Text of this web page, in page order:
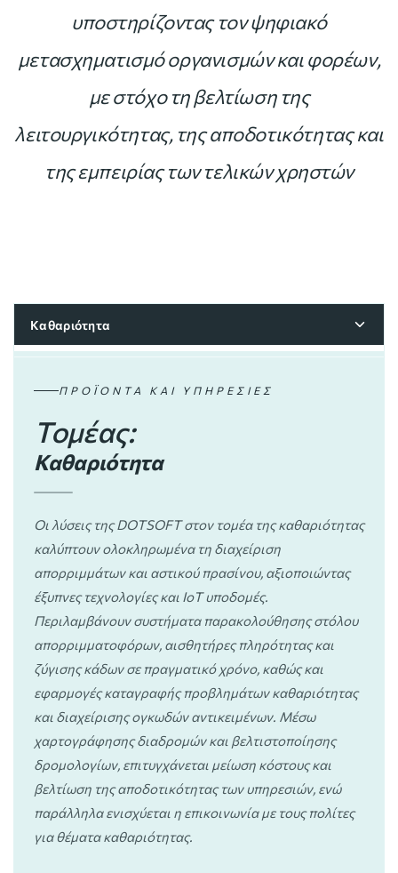
υποστηρίζοντας τον ψηφιακό
μετασχηματισμό οργανισμών και φορέων,
με στόχο τη βελτίωση της
λειτουργικότητας, της αποδοτικότητας και
της εμπειρίας των τελικών χρηστών
Καθαριότητα
Κινητικότητα
Περιβάλλον και Ενέργεια
Πολιτισμός και Τουρισμός
Εσωτερική Οργάνωση
ΠΡΟΪΌΝΤΑ ΚΑΙ ΥΠΗΡΕΣΊΕΣ
Τομέας:
Καθαριότητα
Οι λύσεις της DOTSOFT στον τομέα της καθαριότητας
καλύπτουν ολοκληρωμένα τη διαχείριση
απορριμμάτων και αστικού πρασίνου, αξιοποιώντας
έξυπνες τεχνολογίες και IoT υποδομές.
Περιλαμβάνουν συστήματα παρακολούθησης στόλου
απορριμματοφόρων, αισθητήρες πληρότητας και
ζύγισης κάδων σε πραγματικό χρόνο, καθώς και
εφαρμογές καταγραφής προβλημάτων καθαριότητας
και διαχείρισης ογκωδών αντικειμένων. Μέσω
χαρτογράφησης διαδρομών και βελτιστοποίησης
δρομολογίων, επιτυγχάνεται μείωση κόστους και
βελτίωση της αποδοτικότητας των υπηρεσιών, ενώ
παράλληλα ενισχύεται η επικοινωνία με τους πολίτες
για θέματα καθαριότητας.